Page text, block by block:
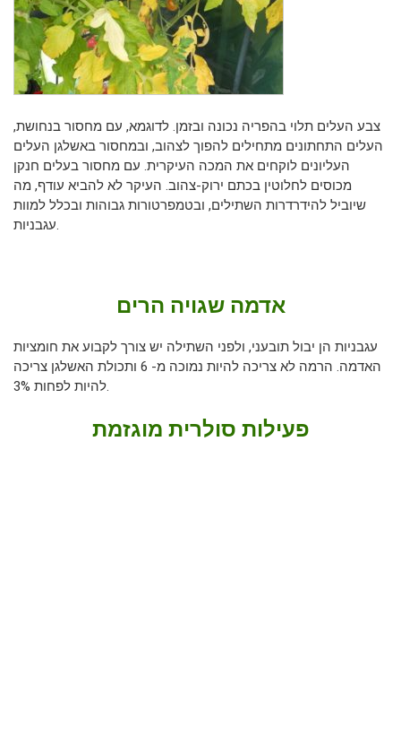
צבע העלים תלוי בהפריה נכונה ובזמן. לדוגמא, עם מחסור בנחושת,
העלים התחתונים מתחילים להפוך לצהוב, ובמחסור באשלגן העלים
העליונים לוקחים את המכה העיקרית. עם מחסור בעלים חנקן
מכוסים לחלוטין בכתם ירוק-צהוב. העיקר לא להביא עודף, מה
שיוביל להידרדרות השתילים, ובטמפרטורות גבוהות ובכלל למוות
עגבניות.
אדמה שגויה הרים
עגבניות הן יבול תובעני, ולפני השתילה יש צורך לקבוע את חומציות
האדמה. הרמה לא צריכה להיות נמוכה מ- 6 ותכולת האשלגן צריכה
להיות לפחות 3%.
פעילות סולרית מוגזמת